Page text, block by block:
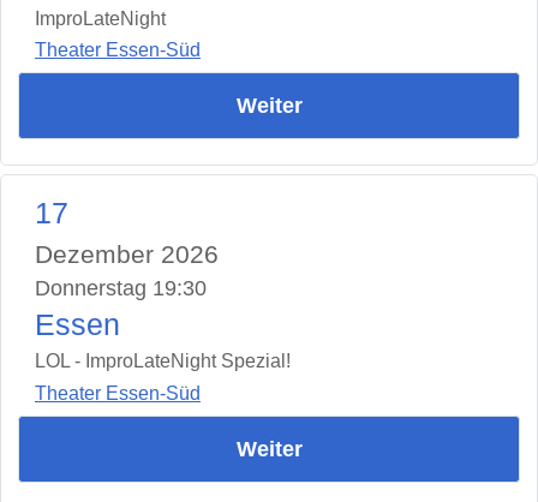
ImproLateNight
Theater Essen-Süd
Weiter
17
Dezember 2026
Donnerstag 19:30
Essen
LOL - ImproLateNight Spezial!
Theater Essen-Süd
Weiter